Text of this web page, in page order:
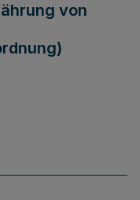
von